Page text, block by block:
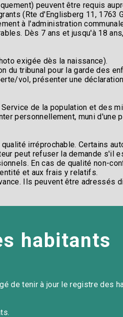
peuvent être requis
(Rte d'Englisberg 11, 1763
à l'administration
Dès 7 ans et jusqu'à 18
exigée dès la naissance).​
du tribunal pour la garde des
vol, présenter une
de la population et des
personnellement, muni d'une
irréprochable. Certains
peut refuser la demande
En cas de qualité non-
et aux frais y relatifs.​
Ils peuvent être adressés
habitants
de tenir à jour le registre des